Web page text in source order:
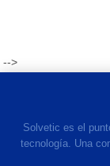
-->
Solvetic es el
tecnología. Una